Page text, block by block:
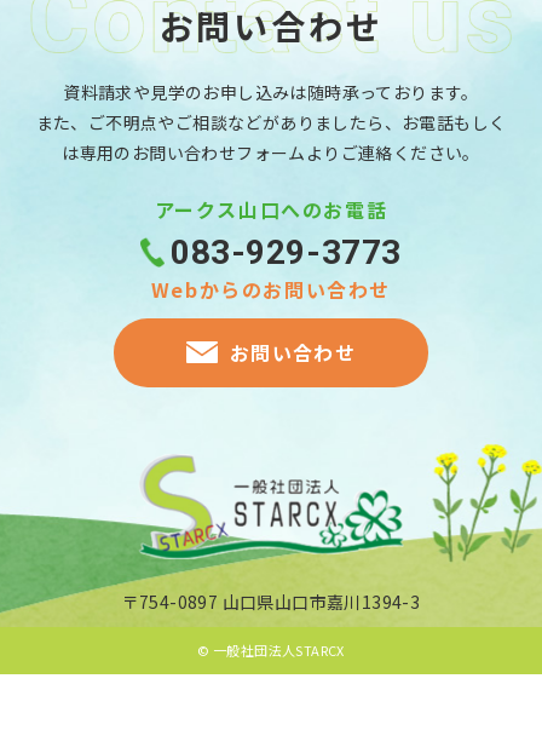
お問い合わせ
資料請求や見学のお申し込みは随時承っております。
また、ご不明点やご相談などがありましたら、お電話もしく
は専用のお問い合わせフォームよりご連絡ください。
アークス山口へのお電話
083-929-3773
Webからのお問い合わせ
お問い合わせ
〒754-0897 山口県山口市嘉川1394-3
© 一般社団法人STARCX